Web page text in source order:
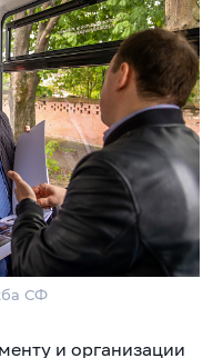
СФ
и организации